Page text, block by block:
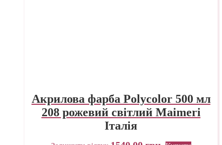
Акрилова фарба Polycolor 500 мл
208 рожевий світлий Maimeri
Італія